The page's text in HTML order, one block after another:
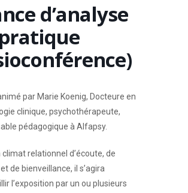
d’analyse
par Marie Koenig, Docteure en
clinique, psychothérapeute,
pédagogique à Alfapsy.
climat relationnel d’écoute, de
de bienveillance, il s’agira
l’exposition par un ou plusieurs